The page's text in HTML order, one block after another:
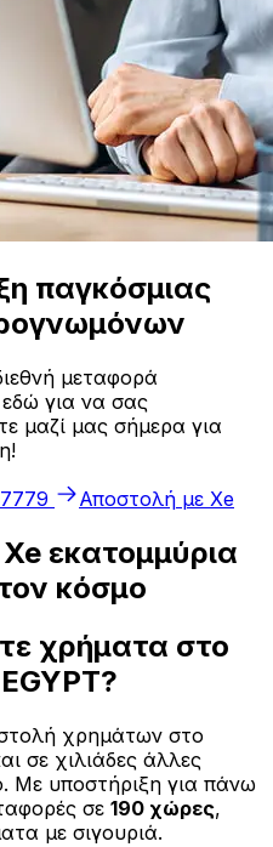
παγκόσμιας
μεταφορά
για να σας
μαζί μας σήμερα για
Αποστολή με Xe
εκατομμύρια
κόσμο
χρήματα στο
χρημάτων στο
σε χιλιάδες άλλες
Με υποστήριξη για πάνω
σε 190 χώρες,
με σιγουριά.